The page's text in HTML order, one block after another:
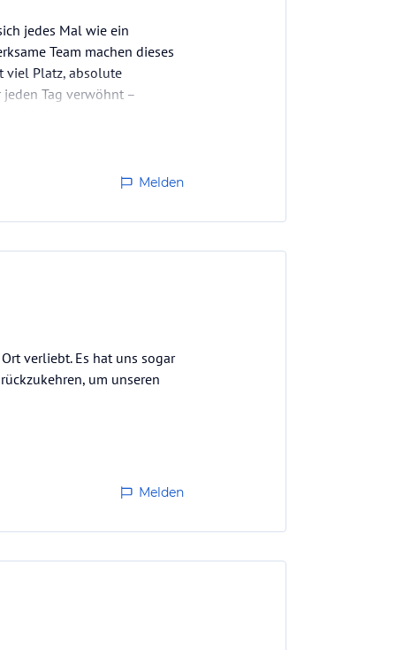
jedes Mal wie ein
Team machen dieses
viel Platz, absolute
Tag verwöhnt –
Melden
verliebt. Es hat uns sogar
um unseren
konnten. Nach der
Melden